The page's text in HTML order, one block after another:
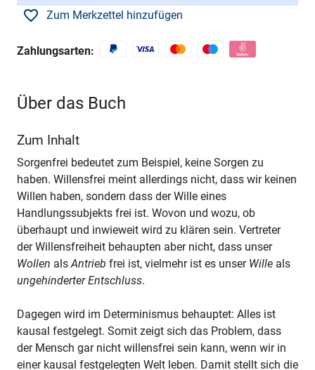
Zum Merkzettel hinzufügen
Zahlungsarten:
Über das Buch
Zum Inhalt
Sorgenfrei bedeutet zum Beispiel, keine Sorgen zu
haben. Willensfrei meint allerdings nicht, dass wir keinen
Willen haben, sondern dass der Wille eines
Handlungssubjekts frei ist. Wovon und wozu, ob
überhaupt und inwieweit wird zu klären sein. Vertreter
der Willensfreiheit behaupten aber nicht, dass unser
Wollen alsAntrieb frei ist, vielmehr ist es unser Wille als
ungehinderter Entschluss.
Dagegen wird im Determinismus behauptet: Alles ist
kausal festgelegt. Somit zeigt sich das Problem, dass
der Mensch gar nicht willensfrei sein kann, wenn wir in
einer kausal festgelegten Welt leben. Damit stellt sich die